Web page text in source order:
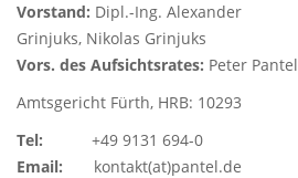
Vorstand: Dipl.-Ing. Alexander
Grinjuks, Nikolas Grinjuks
Vors. des Aufsichtsrates: Peter Pantel
Amtsgericht Fürth, HRB: 10293
Tel: +49 9131 694-0
Email:
kontakt(at)pantel.de